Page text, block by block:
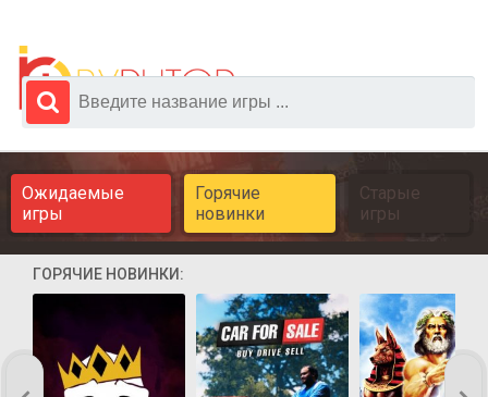
Ожидаемые
игры
Горячие
новинки
Старые
игры
ГОРЯЧИЕ НОВИНКИ: